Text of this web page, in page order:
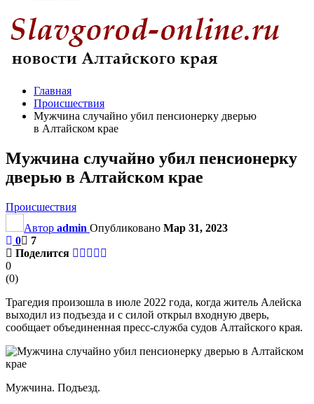
Главная
Происшествия
Мужчина случайно убил пенсионерку дверью
в Алтайском крае
Мужчина случайно убил пенсионерку
дверью в Алтайском крае
Происшествия
Автор admin Опубликовано Мар 31, 2023
0
7
Поделится
0
(0)
Трагедия произошла в июле 2022 года, когда житель Алейска
выходил из подъезда и с силой открыл входную дверь,
сообщает объединенная пресс-служба судов Алтайского края.
Мужчина. Подъезд.